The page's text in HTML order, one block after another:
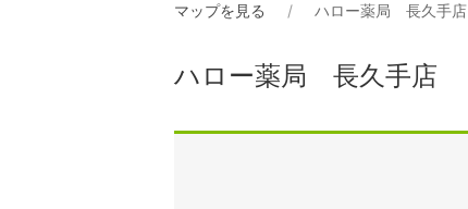
マップを見る ハロー薬局 長久手店
ハロー薬局 長久手店